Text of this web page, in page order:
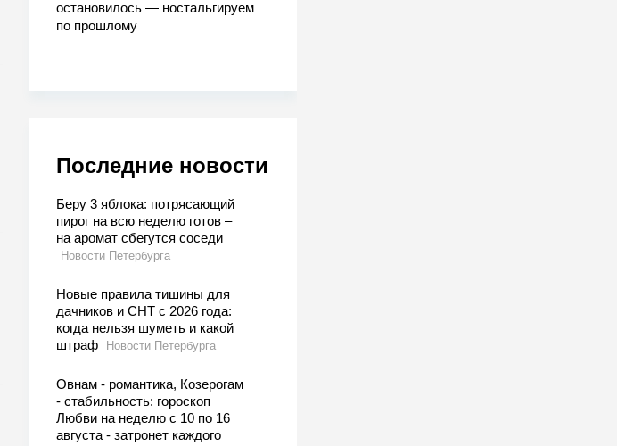
остановилось — ностальгируем
по прошлому
Последние новости
Беру 3 яблока: потрясающий
пирог на всю неделю готов –
на аромат сбегутся соседи
Новости Петербурга
Новые правила тишины для
дачников и СНТ с 2026 года:
когда нельзя шуметь и какой
штраф
Новости Петербурга
Овнам - романтика, Козерогам
- стабильность: гороскоп
Любви на неделю с 10 по 16
августа - затронет каждого